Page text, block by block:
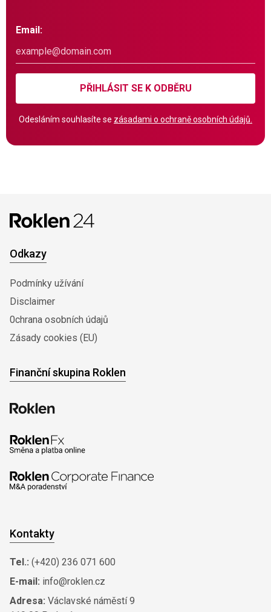
Email:
PŘIHLÁSIT SE K ODBĚRU
Odesláním souhlasíte se zásadami o ochraně osobních údajů.
Odkazy
Podmínky užívání
Disclaimer
0chrana osobních údajů
Zásady cookies (EU)
Finanční skupina Roklen
Kontakty
Tel.: (+420) 236 071 600
E-mail: info@roklen.cz
Adresa: Václavské náměstí 9